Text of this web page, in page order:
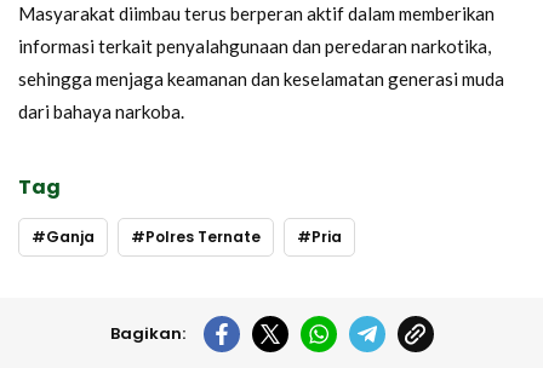
Masyarakat diimbau terus berperan aktif dalam memberikan
informasi terkait penyalahgunaan dan peredaran narkotika,
sehingga menjaga keamanan dan keselamatan generasi muda
dari bahaya narkoba.
Tag
Ganja Polres Ternate Pria
Bagikan: